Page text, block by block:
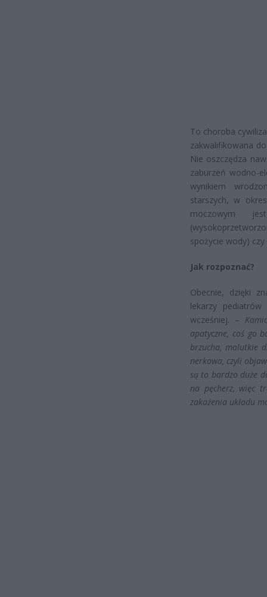
To choroba
zakwalifikowana
Nie oszczędza
zaburzeń wodno-
wynikiem
starszych, w
moczowym
spożycie wody)
Jak rozpoznać?
Obecnie, dzięki
lekarzy
wcześniej. –
apatyczne, coś go
brzucha, malutkie
nerkowa, czyli
są to bardzo duże
na pęcherz, więc
zakażenia układu